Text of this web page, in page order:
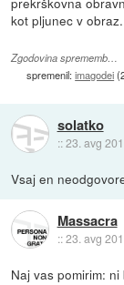
kot pljunec v obraz.
Zgodovina sprememb…
spremenil:imagodei(
solatko
::23. avg
Vsaj en
Massacra
::23. avg
Naj vas pomirim: